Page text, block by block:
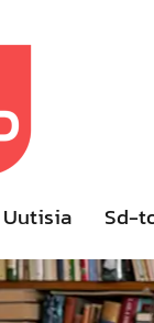
Uutisia Sd-